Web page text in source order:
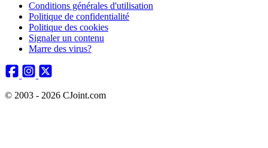
Conditions générales d'utilisation
Politique de confidentialité
Politique des cookies
Signaler un contenu
Marre des virus?
© 2003 - 2026 CJoint.com